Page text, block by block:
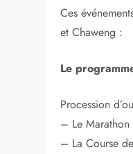
Ces
et Chaweng :
Le
Procession
– Le
– La Course